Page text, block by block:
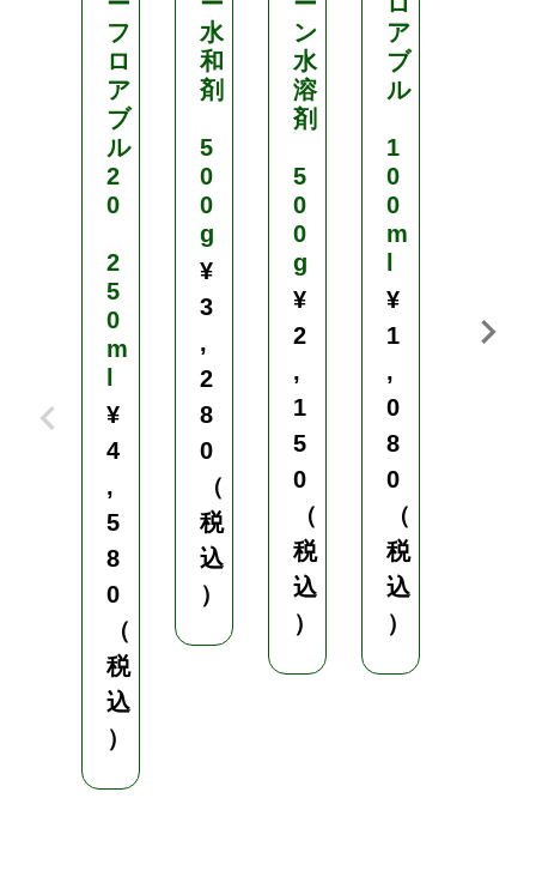
フ
ロ
ア
ブ
ル
2
0
2
5
0
m
¥
4
,
5
8
0
（
税
込
）
水
和
剤
5
0
0
g
¥
3
,
2
8
0
（
税
込
）
ン
水
溶
剤
5
0
0
g
¥
2
,
1
5
0
（
税
込
）
ア
ブ
ル
1
0
0
m
¥
1
,
0
8
0
（
税
込
）
,